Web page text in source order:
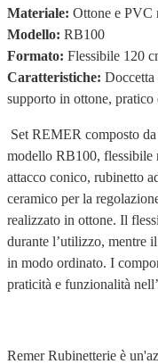
Materiale: Ottone e PVC
Modello: RB100
Formato: Flessibile 120
Caratteristiche: Doccetta
supporto in ottone, pratico
Set REMER composto
modello RB100, flessibile
attacco conico, rubinetto
ceramico per la
realizzato in ottone. Il
durante l’utilizzo, mentre
in modo ordinato. I
praticità e funzionalità
Remer Rubinetterie è